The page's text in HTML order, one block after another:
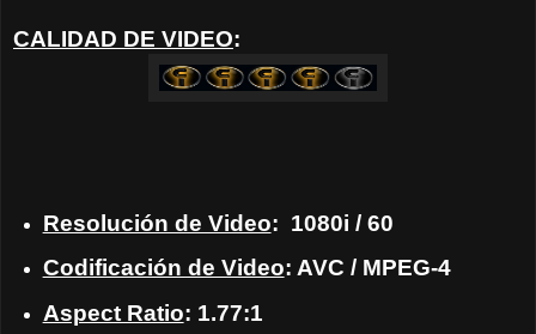
CALIDAD DE VIDEO:
Resolución de Video: 1080i / 60
Codificación de Video: AVC / MPEG-4
Aspect Ratio: 1.77:1